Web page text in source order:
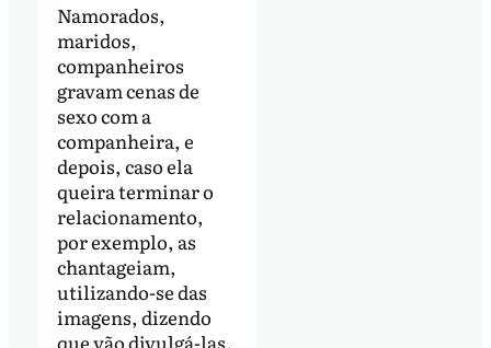
Namorados,
maridos,
companheiros
gravam cenas de
sexo com a
companheira, e
depois, caso ela
queira terminar o
relacionamento,
por exemplo, as
chantageiam,
utilizando-se das
imagens, dizendo
que vão divulgá-las,